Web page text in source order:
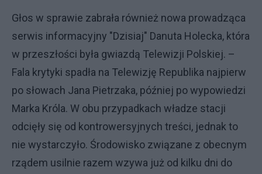
Głos w sprawie zabrała również nowa prowadząca
serwis informacyjny "Dzisiaj" Danuta Holecka, która
w przeszłości była gwiazdą Telewizji Polskiej. –
Fala krytyki spadła na Telewizję Republika najpierw
po słowach Jana Pietrzaka, później po wypowiedzi
Marka Króla. W obu przypadkach władze stacji
odcięły się od kontrowersyjnych treści, jednak to
nie wystarczyło. Środowisko związane z obecnym
rządem usilnie razem wzywa już od kilku dni do